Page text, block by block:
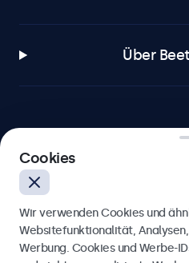
Über
4.8/5 bewertet von
Deutsch
Cookies
Wir verwenden Cookies und
Websitefunktionalität,
Werbung. Cookies und Werbe-